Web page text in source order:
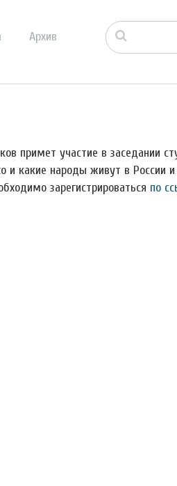
Архив
примет участие в заседании
и какие народы живут в России
зарегистрироваться по